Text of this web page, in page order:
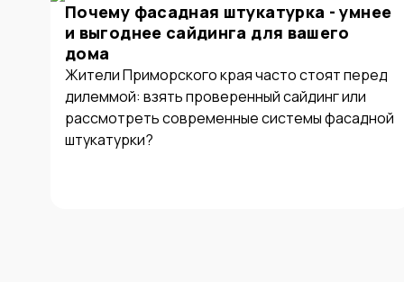
Почему фасадная штукатурка - умнее
и выгоднее сайдинга для вашего
дома
Жители Приморского края часто стоят перед
дилеммой: взять проверенный сайдинг или
рассмотреть современные системы фасадной
штукатурки?